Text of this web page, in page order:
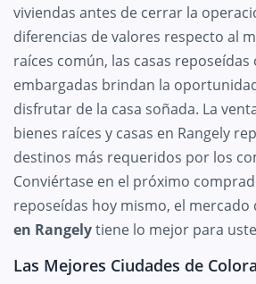
viviendas antes de cerrar la
diferencias de valores respecto al
raíces común, las casas reposeídas
embargadas brindan la
disfrutar de la casa soñada. La
bienes raíces y casas en Rangely
destinos más requeridos por los
Conviértase en el próximo
reposeídas hoy mismo, el mercado
en Rangelytiene lo mejor para
Las Mejores Ciudades de